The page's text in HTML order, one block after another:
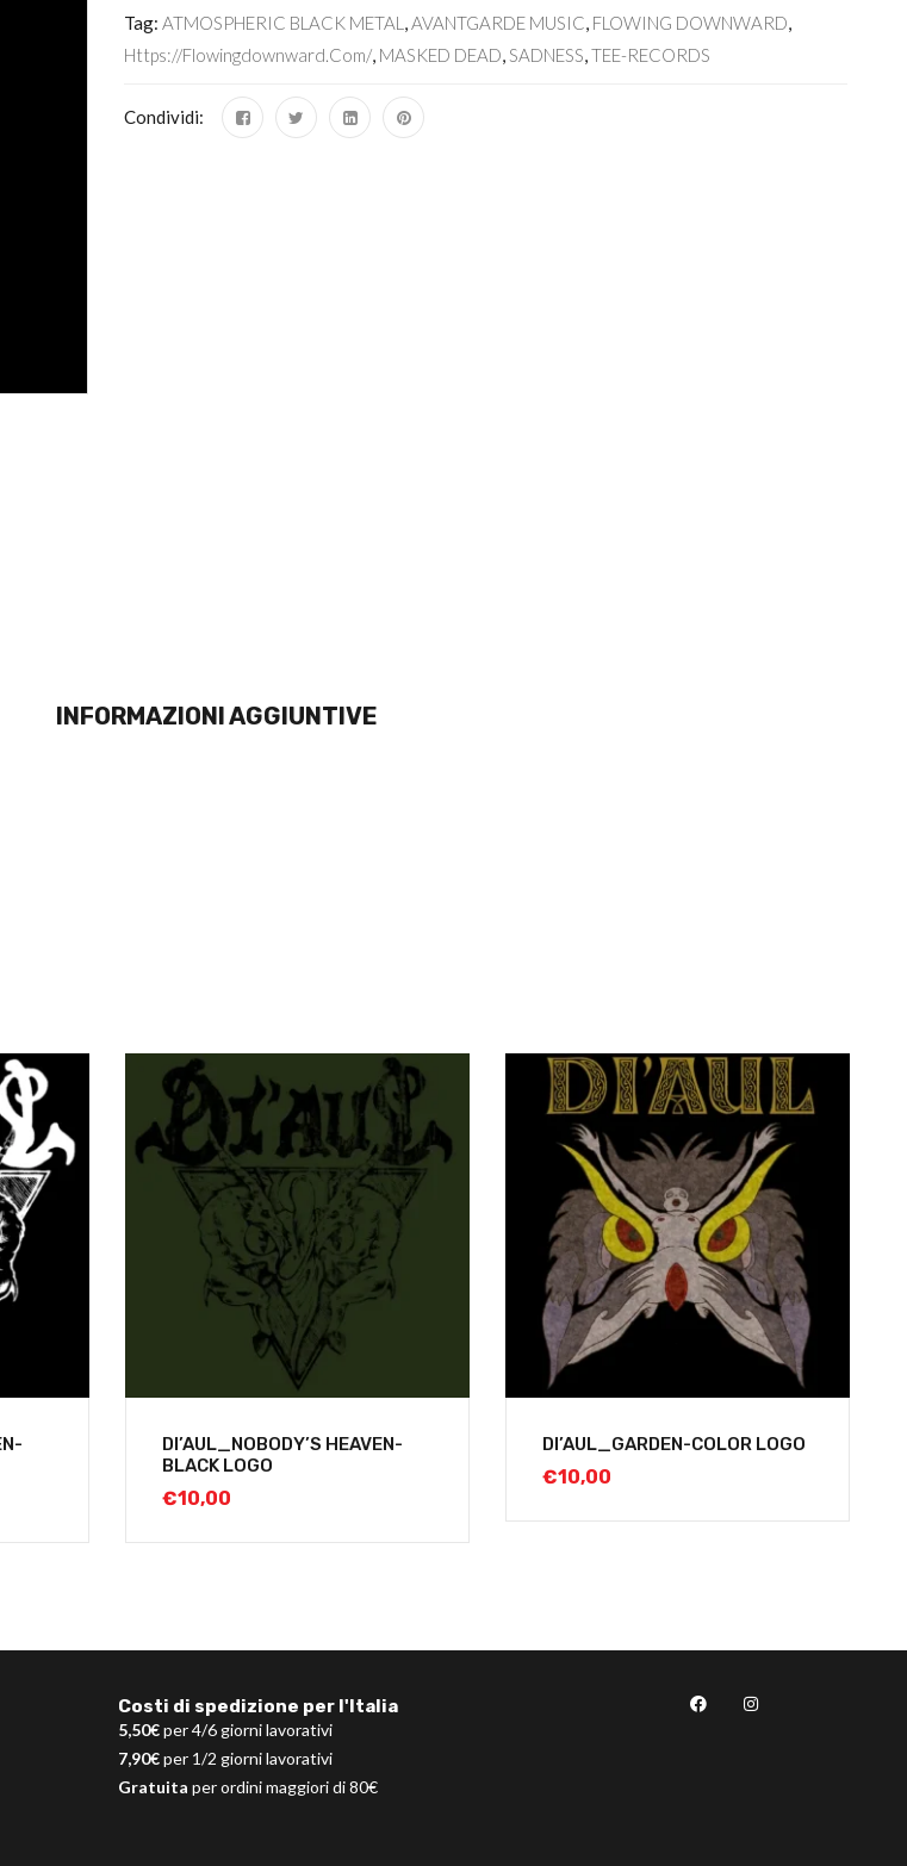
Tag: ATMOSPHERIC BLACK METAL ,AVANTGARDE MUSIC, FLOWING DOWNWARD,
Https://flowingdownward.com/, MASKED DEAD,SADNESS,TEE-RECORDS
Condividi:
INFORMAZIONI AGGIUNTIVE
DI’AUL_NOBODY’S HEAVEN-
BLACK LOGO
€10,00
DI’AUL_GARDEN-COLOR LOGO
€10,00
Costi di spedizione per l'Italia
5,50€per 4/6 giorni lavorativi
7,90€per 1/2 giorni lavorativi
Gratuita per ordini maggiori di 80€